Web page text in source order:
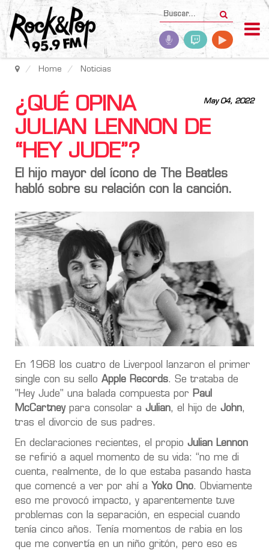
Home Noticias
May 04, 2022
¿QUÉ OPINA
JULIAN LENNON DE
“HEY JUDE”?
El hijo mayor del ícono de
The Beatles
habló sobre su relación con la canción.
En 1968 los cuatro de Liverpool lanzaron el primer
single con su sello Apple Records. Se trataba de
"Hey Jude" una balada compuesta por Paul
McCartneypara consolar a Julian, el hijo de John,
tras el divorcio de sus padres.
En declaraciones recientes, el propio Julian Lennon
se refirió a aquel momento de su vida: “no me di
cuenta, realmente, de lo que estaba pasando hasta
que comencé a ver por ahí a Yoko Ono. Obviamente
eso me provocó impacto, y aparentemente tuve
problemas con la separación, en especial cuando
tenía cinco años. Tenía momentos de rabia en los
que me convertía en un niño gritón, pero eso es